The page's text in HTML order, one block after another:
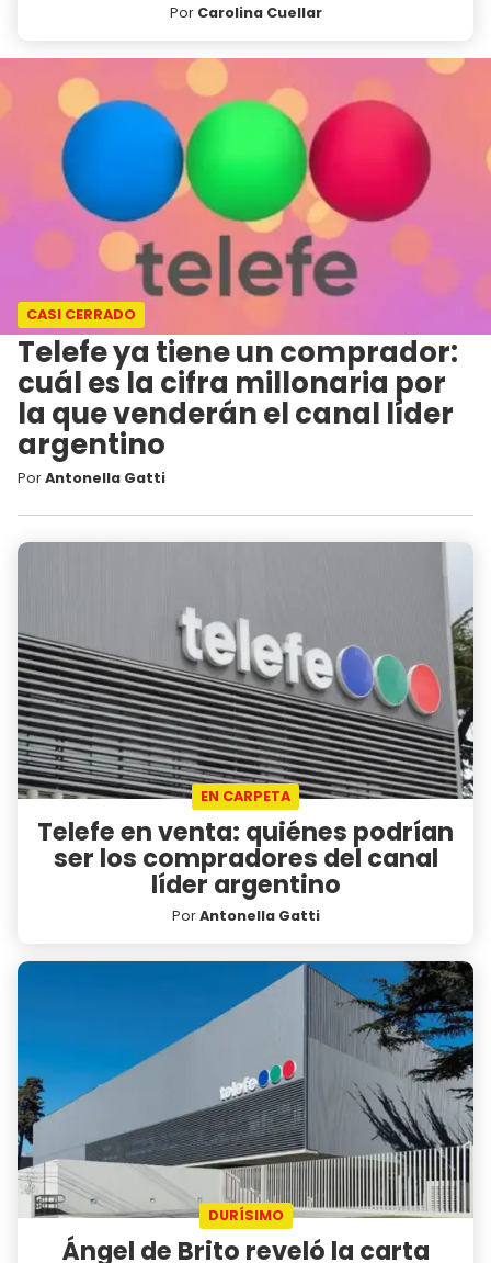
Por Carolina Cuellar
CASI CERRADO
Telefe ya tiene un comprador:
cuál es la cifra millonaria por
la que venderán el canal líder
argentino
PorAntonella Gatti
EN CARPETA
Telefe en venta: quiénes podrían
ser los compradores del canal
líder argentino
PorAntonella Gatti
DURÍSIMO
Ángel de Brito reveló la carta